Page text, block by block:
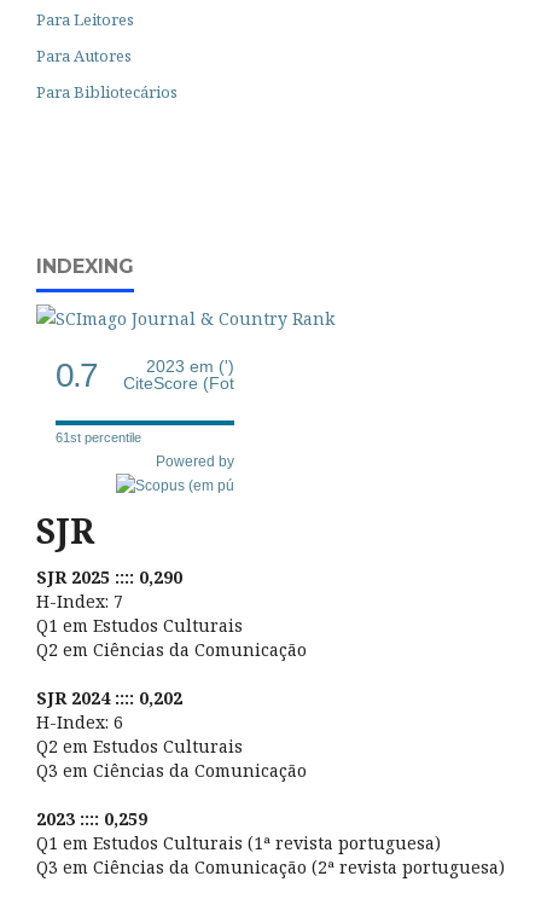
Para Leitores
Para Autores
Para Bibliotecários
INDEXING
0.7
2023 em (')
CiteScore (Fot
61st percentile
Powered by
SJR
SJR 2025 :::: 0,290
H-Index: 7
Q1 em Estudos Culturais
Q2 em Ciências da Comunicação
SJR 2024 :::: 0,202
H-Index: 6
Q2 em Estudos Culturais
Q3 em Ciências da Comunicação
2023 :::: 0,259
Q1 em Estudos Culturais (1ª revista portuguesa)
Q3 em Ciências da Comunicação (2ª revista portuguesa)